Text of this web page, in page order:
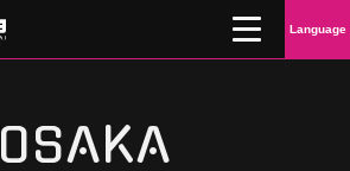
初音未来“MAGICAL MIRAI” 2019
Language
OSAKA